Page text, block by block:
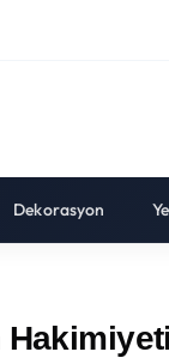
Dekorasyon